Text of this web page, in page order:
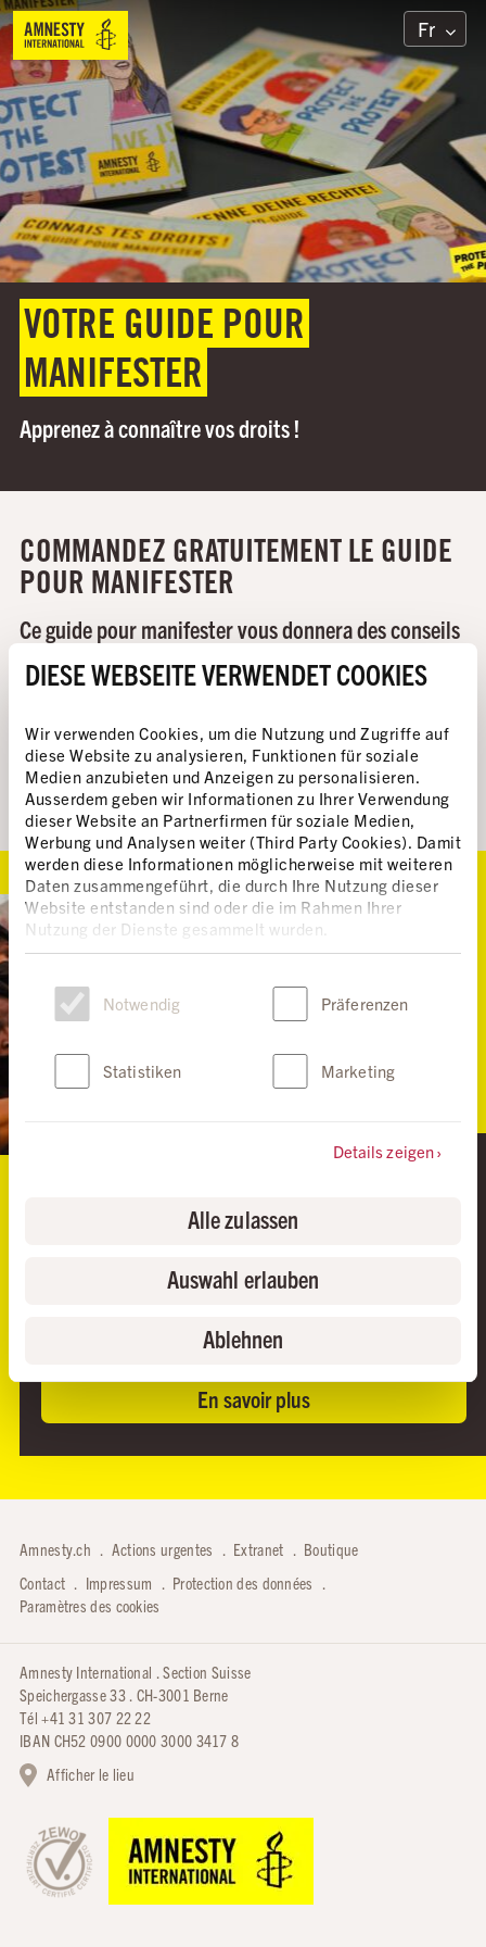
DIESE WEBSEITE VERWENDET COOKIES
Wir verwenden Cookies, um die Nutzung und Zugriffe auf
diese Website zu analysieren, Funktionen für soziale
Medien anzubieten und Anzeigen zu personalisieren.
Ausserdem geben wir Informationen zu Ihrer Verwendung
dieser Website an Partnerfirmen für soziale Medien,
Werbung und Analysen weiter (Third Party Cookies). Damit
werden diese Informationen möglicherweise mit weiteren
Daten zusammengeführt, die durch Ihre Nutzung dieser
Website entstanden sind oder die im Rahmen Ihrer
Nutzung der Dienste gesammelt wurden.
Einwilligungsauswahl
Notwendig
Präferenzen
Statistiken Marketing
Details zeigen
Alle zulassen
Auswahl erlauben
Ablehnen
Fr
VOTRE GUIDE POUR
MANIFESTER
Apprenez à connaître vos droits !
COMMANDEZ GRATUITEMENT LE GUIDE
POUR MANIFESTER
Ce guide pour manifester vous donnera des conseils
pratiques pour vous rendre en manifestation, un
résumé de vos droits en tant que manifestant·e·x et
Commander ici
La liberté de réunion est un pilier central d'une
société démocratique. Pourtant, une tendance
personnes qui exercent ce droit rencontrent toujours
la répression et à des violences.
En savoir plus
Amnesty.ch Actions urgentes Extranet
Boutique
Contact
Impressum
Protection des données
Paramètres des cookies
Amnesty International . Section Suisse
Speichergasse 33 . CH-3001 Berne
Tél +41 31 307 22 22
IBAN CH52 0900 0000 3000 3417 8
Afficher le lieu